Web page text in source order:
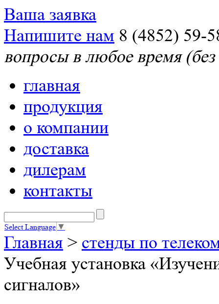
Ваша заявка
Напишите нам 8 (4852) 59-
вопросы в любое время
главная
продукция
о компании
доставка
дилерам
контакты
Select Language ▼
Главная > стенды по
Учебная установка
сигналов»